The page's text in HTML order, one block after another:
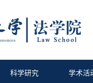
科学研究 学术活